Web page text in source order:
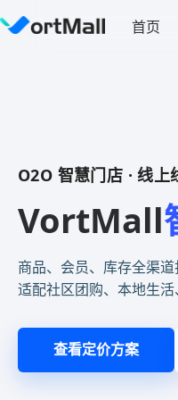
首页
O2O 智慧门店 · 线
VortMall
商品、会员、库存全渠
适配社区团购、本地生
查看定价方案